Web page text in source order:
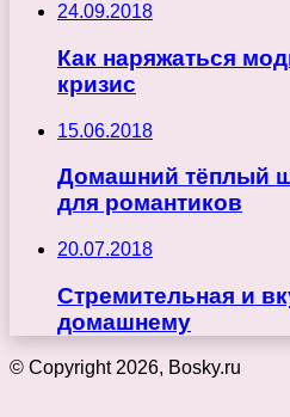
24.09.2018
Как наряжаться
кризис
15.06.2018
Домашний тёплый
для романтиков
20.07.2018
Стремительная и
домашнему
© Copyright 2026, Bosky.ru